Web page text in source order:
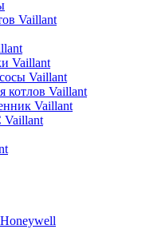
Vaillant
Vaillant
Vaillant
котлов Vaillant
Vaillant